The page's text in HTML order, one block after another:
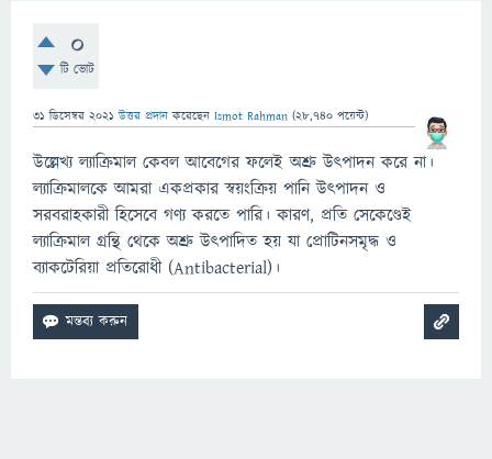
0
টি ভোট
31 ডিসেম্বর 2021 উত্তর প্রদান করেছেন Ismot Rahman (28,740 পয়েন্ট)
উল্লেখ্য ল্যাক্রিমাল কেবল আবেগের ফলেই অশ্রু উৎপাদন করে না।
ল্যাক্রিমালকে আমরা একপ্রকার স্বয়ংক্রিয় পানি উৎপাদন ও
সরবরাহকারী হিসেবে গণ্য করতে পারি। কারণ, প্রতি সেকেণ্ডেই
ল্যাক্রিমাল গ্রন্থি থেকে অশ্রু উৎপাদিত হয় যা প্রোটিনসমৃদ্ধ ও
ব্যাকটেরিয়া প্রতিরোধী (Antibacterial)।